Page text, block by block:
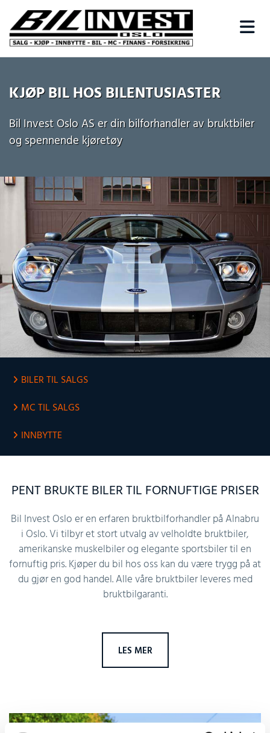
KJØP BIL HOS BILENTUSIASTER
Bil Invest Oslo AS er din bilforhandler av bruktbiler
og spennende kjøretøy
BILER TIL SALGS
MC TIL SALGS
INNBYTTE
PENT BRUKTE BILER TIL FORNUFTIGE PRISER
Bil Invest Oslo er en erfaren bruktbilforhandler på Alnabru
i Oslo. Vi tilbyr et stort utvalg av velholdte bruktbiler,
amerikanske muskelbiler og elegante sportsbiler til en
fornuftig pris. Kjøper du bil hos oss kan du være trygg på at
du gjør en god handel. Alle våre bruktbiler leveres med
bruktbilgaranti.
LES MER